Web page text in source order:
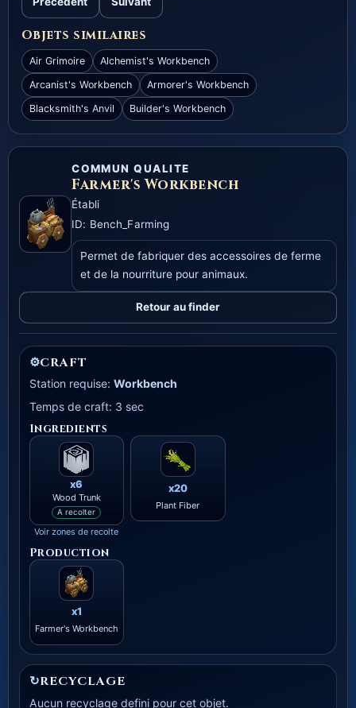
Objets similaires
Air Grimoire
Alchemist's Workbench
Arcanist's Workbench
Armorer's Workbench
Blacksmith's Anvil
Builder's Workbench
COMMUN QUALITE
Farmer's Workbench
Établi
ID: Bench_Farming
Permet de fabriquer des accessoires de ferme
et de la nourriture pour animaux.
Retour au finder
⚙CRAFT
Station requise: Workbench
Temps de craft: 3 sec
Ingredients
x6
Wood Trunk
A recolter
Voir zones de recolte
x20
Plant Fiber
Production
x1
Farmer's Workbench
↻RECYCLAGE
Aucun recyclage defini pour cet objet.